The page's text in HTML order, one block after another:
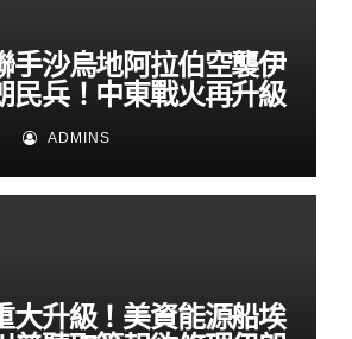
手沙烏地阿拉伯空襲伊
民兵！中東戰火再升級
ADMINS
大升級！美資能源船埃